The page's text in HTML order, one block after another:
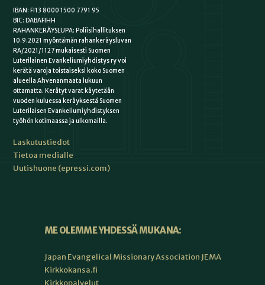
IBAN: FI13 8000 1500 7791 95
BIC: DABAFIHH
RAHANKERÄYSLUPA: Poliisihallituksen
10.9.2021 myöntämän rahankeräysluvan
RA/2021/1127 mukaisesti Suomen
Luterilainen Evankeliumiyhdistys ry voi
kerätä varoja toistaiseksi koko Suomen
alueella Ahvenanmaata lukuun
ottamatta. Kerätyt varat käytetään
vuoden kuluessa keräyksestä Suomen
Luterilaisen Evankeliumiyhdistyksen
työhön kotimaassa ja ulkomailla.
Laskutustiedot
Tietoa medialle
Uutishuone (epressi.com)
ME OLEMME YHDESSÄ MUKANA:
Japan Evangelical Missionary Association JEMA
Kirkkokansa.fi